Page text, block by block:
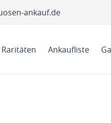
ankauf.de
Ankaufliste